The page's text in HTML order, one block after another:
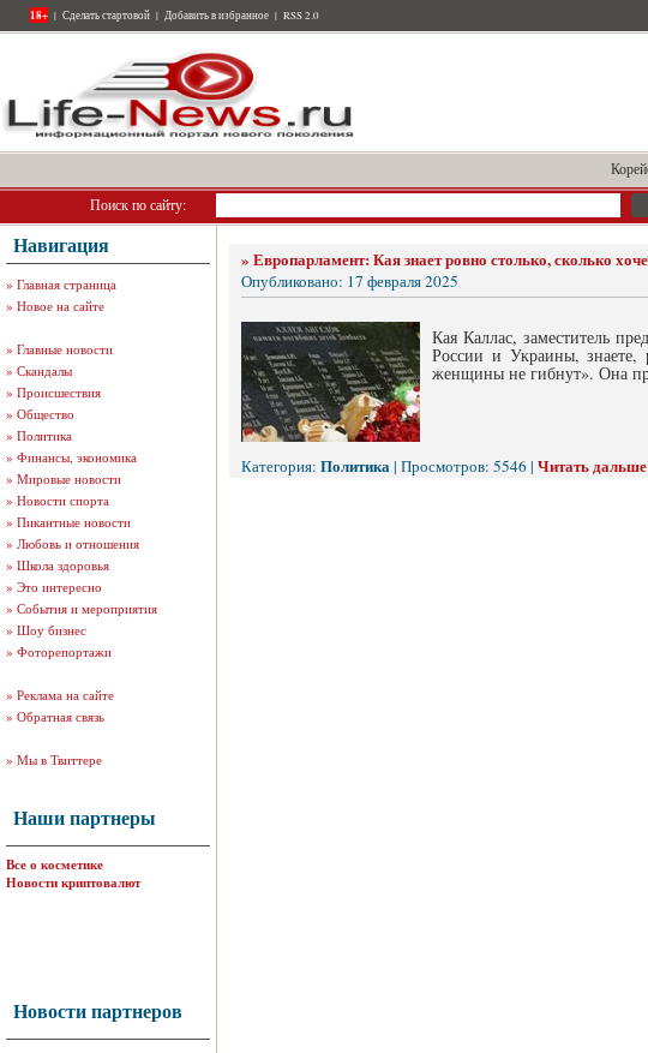
18+ | Сделать стартовой | Добавить в избранное | RSS 2.0
Поиск по сайту:
Навигация
» Главная страница
» Новое на сайте
» Главные новости
» Скандалы
» Происшествия
» Общество
» Политика
» Финансы, экономика
» Мировые новости
» Новости спорта
» Пикантные новости
» Любовь и отношения
» Школа здоровья
» Это интересно
» События и мероприятия
» Шоу бизнес
» Фоторепортажи
» Реклама на сайте
» Обратная связь
» Мы в Твиттере
Наши партнеры
Все о косметике
Новости криптовалют
Новости партнеров
» Европарламент: Кая знает ровно столько, сколько
Опубликовано: 17 февраля 2025
Кая Каллас, заместитель
России и Украины, знаете,
женщины не гибнут». Она
Категория: Политика| Просмотров: 5546 | Читать